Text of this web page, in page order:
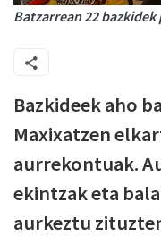
Batzarrean 22
Bazkideek aho
Maxixatzen
aurrekontuak.
ekintzak eta
aurkeztu